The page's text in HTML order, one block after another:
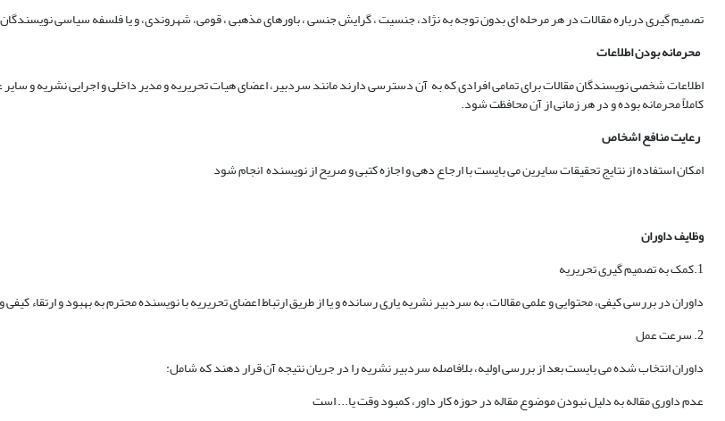
تصمیم گیری درباره مقالات در هر مرحله ای بدون توجه به نژاد، جنسیت ، گرایش جنسی ، باورهای مذهبی ، قومی، شهروندی، و یا فلسفه سیاسی
محرمانه بودن اطلاعات
اطلاعات شخصی نویسندگان مقالات برای تمامی افرادی که به آن دسترسی دارند مانند سردبیر، اعضای هیات تحریریه و مدیر داخلی و اجرایی نشریه و سایر
کاملاً محرمانه بوده و در هر زمانی از آن محافظت شود.
رعایت منافع اشخاص
امکان استفاده از نتایج تحقیقات سایرین می بایست با ارجاع دهی و اجازه کتبی و صریح از نویسنده انجام شود
وظایف داوران
1.کمک به تصمیم گیری تحریریه
داوران در بررسی کیفی، محتوایی و علمی مقالات، به سردبیر نشریه یاری رسانده و یا از طریق ارتباط اعضای تحریریه با نویسنده محترم به بهبود و ارتقاء
2. سرعت عمل
داوران انتخاب شده می بایست بعد از بررسی اولیه، بلافاصله سردبیر نشریه را در جریان نتیجه آن قرار دهند که شامل:
عدم داوری مقاله به دلیل نبودن موضوع مقاله در حوزه کار داور، کمبود وقت یا... است